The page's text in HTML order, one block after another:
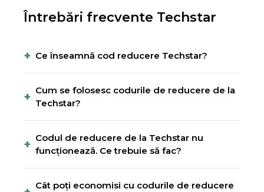
Întrebări frecvente Techstar
+ Ce înseamnă cod reducere Techstar?
+ Cum se folosesc codurile de reducere de la
Techstar?
+ Codul de reducere de la Techstar nu
funcționează. Ce trebuie să fac?
Cât poți economisi cu codurile de reducere